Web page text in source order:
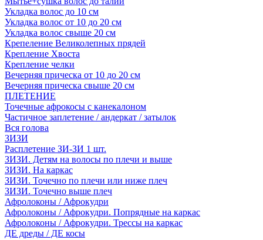
Укладка волос до 10 см
Укладка волос от 10 до 20 см
Укладка волос свыше 20 см
Крепеление Великолепных прядей
Крепление Хвоста
Крепление челки
Вечерняя прическа от 10 до 20 см
Вечерняя прическа свыше 20 см
ПЛЕТЕНИЕ
Точечные афрокосы с канекалоном
Частичное заплетение / андеркат / затылок
Вся голова
ЗИЗИ
Расплетение ЗИ-ЗИ 1 шт.
ЗИЗИ. Детям на волосы по плечи и выше
ЗИЗИ. На каркас
ЗИЗИ. Точечно по плечи или ниже плеч
ЗИЗИ. Точечно выше плеч
Афролоконы / Афрокудри
Афролоконы / Афрокудри. Попрядные на каркас
Афролоконы / Афрокудри. Трессы на каркас
ДЕ дреды / ДЕ косы